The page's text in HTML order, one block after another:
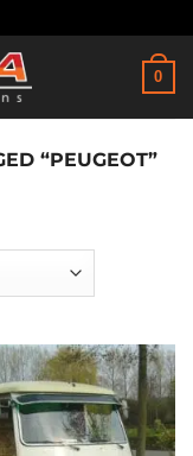
0
“PEUGEOT”